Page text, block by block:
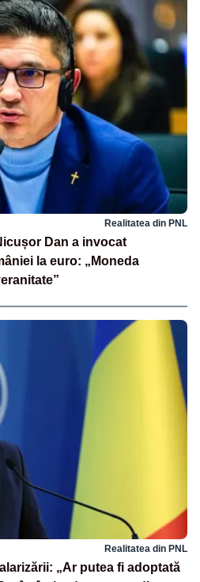
Realitatea din PNL
Dan a invocat
la euro: „Moneda
Realitatea din PNL
„Ar putea fi adoptată